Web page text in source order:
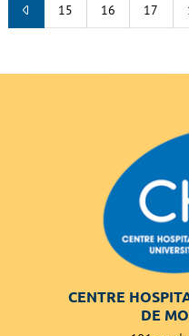
15 16 17
CENTRE
DE